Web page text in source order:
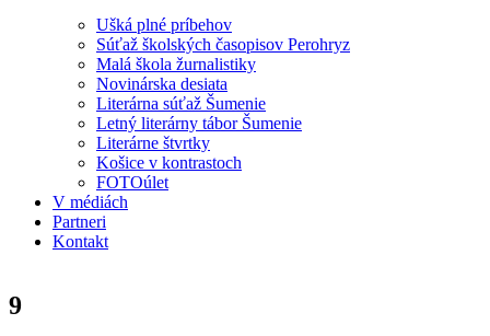
Ušká plné príbehov
Súťaž školských časopisov Perohryz
Malá škola žurnalistiky
Novinárska desiata
Literárna súťaž Šumenie
Letný literárny tábor Šumenie
Literárne štvrtky
Košice v kontrastoch
FOTOúlet
V médiách
Partneri
Kontakt
9